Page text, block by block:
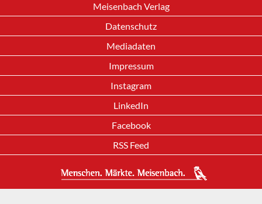
Meisenbach Verlag
Datenschutz
Mediadaten
Impressum
Instagram
LinkedIn
Facebook
RSS Feed